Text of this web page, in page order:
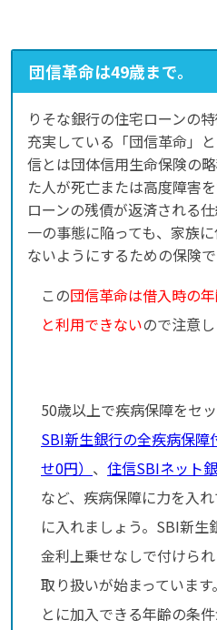
団信革命は49歳まで。
りそな銀行の住宅ローンの
充実している「団信革命」
信とは団体信用生命保険の
た人が死亡または高度障害
ローンの残債が返済される
一の事態に陥っても、家族
ないようにするための保険で
この団信革命は借入時の
と利用できないので注意し
50歳以上で疾病保障をセ
SBI新生銀行の全疾病保
せ0円） 、 住信SBIネット
など、疾病保障に力を入
に入れましょう。SBI新生
金利上乗せなしで付けら
取り扱いが始まっていま
とに加入できる年齢の条件